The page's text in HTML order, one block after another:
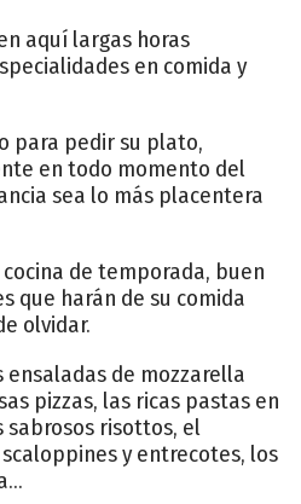
aquí largas horas
en comida y
para pedir su plato,
en todo momento del
sea lo más placentera
de temporada, buen
que harán de su comida
olvidar.
de mozzarella
pizzas, las ricas pastas en
sabrosos risottos, el
y entrecotes, los